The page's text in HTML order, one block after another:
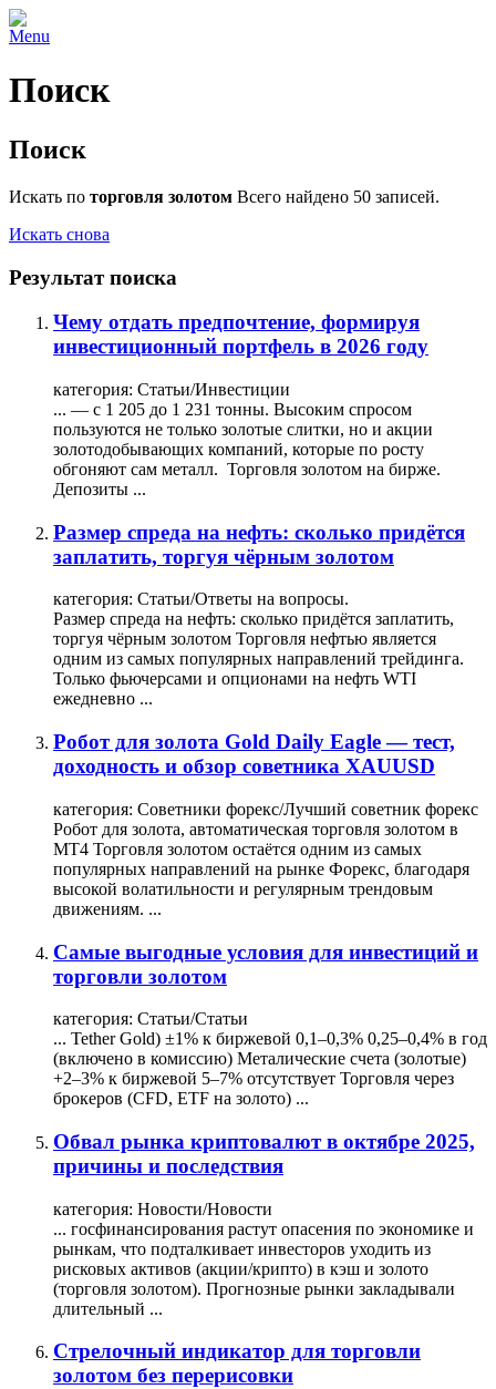
Menu
Поиск
Поиск
Искать по торговля золотом Всего найдено 50 записей.
Искать снова
Результат поиска
Чему отдать предпочтение, формируя
инвестиционный портфель в 2026 году
категория: Статьи/Инвестиции
... — с 1 205 до 1 231 тонны. Высоким спросом
пользуются не только золотые слитки, но и акции
золотодобывающих компаний, которые по росту
обгоняют сам металл. Торговля золотом на бирже.
Депозиты ...
Размер спреда на нефть: сколько придётся
заплатить, торгуя чёрным золотом
категория: Статьи/Ответы на вопросы.
Размер спреда на нефть: сколько придётся заплатить,
торгуя чёрным золотом Торговля нефтью является
одним из самых популярных направлений трейдинга.
Только фьючерсами и опционами на нефть WTI
ежедневно ...
Робот для золота Gold Daily Eagle — тест,
доходность и обзор советника XAUUSD
категория: Советники форекс/Лучший советник форекс
Робот для золота, автоматическая торговля золотом в
МТ4 Торговля золотом остаётся одним из самых
популярных направлений на рынке Форекс, благодаря
высокой волатильности и регулярным трендовым
движениям. ...
Самые выгодные условия для инвестиций и
торговли золотом
категория: Статьи/Статьи
... Tether Gold) ±1% к биржевой 0,1–0,3% 0,25–0,4% в год
(включено в комиссию) Металические счета (золотые)
+2–3% к биржевой 5–7% отсутствует Торговля через
брокеров (CFD, ETF на золото) ...
Обвал рынка криптовалют в октябре 2025,
причины и последствия
категория: Новости/Новости
... госфинансирования растут опасения по экономике и
рынкам, что подталкивает инвесторов уходить из
рисковых активов (акции/крипто) в кэш и золото
(торговля золотом). Прогнозные рынки закладывали
длительный ...
Стрелочный индикатор для торговли
золотом без перерисовки